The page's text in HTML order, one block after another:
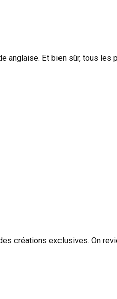
anglaise. Et bien sûr, tous les
créations exclusives. On